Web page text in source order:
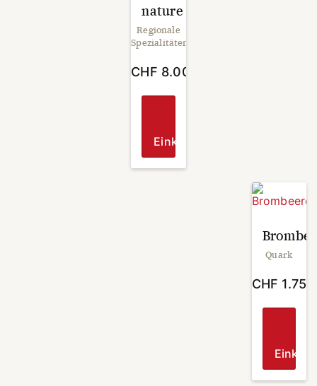
nature
Regionale
Spezialitäten
CHF 8.00
Einkaufen
Quark
CHF 1.75